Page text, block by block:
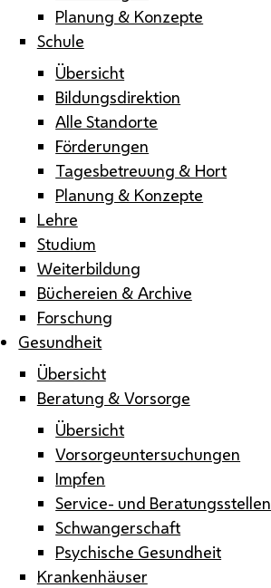
Planung & Konzepte
Schule
Übersicht
Bildungsdirektion
Alle Standorte
Förderungen
Tagesbetreuung & Hort
Planung & Konzepte
Lehre
Studium
Weiterbildung
Büchereien & Archive
Forschung
Gesundheit
Übersicht
Beratung & Vorsorge
Übersicht
Vorsorgeuntersuchungen
Impfen
Service- und Beratungsstellen
Schwangerschaft
Psychische Gesundheit
Krankenhäuser